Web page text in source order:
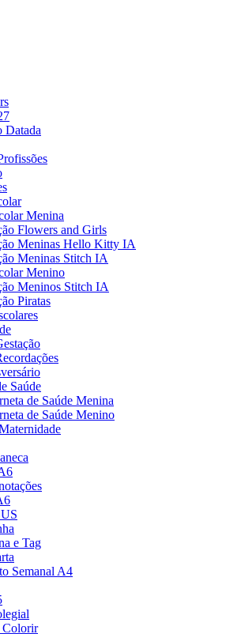
Datada
Menina
Flowers and Girls
Meninas Hello Kitty IA
Meninas Stitch IA
Menino
Meninos Stitch IA
Piratas
Saúde
de Saúde Menina
de Saúde Menino
e Tag
Semanal A4
Colorir